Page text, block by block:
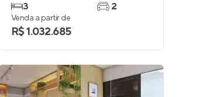
3
2
Venda a partir de
R$ 1.032.685